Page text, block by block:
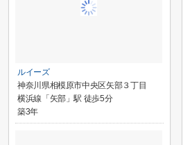
ルイーズ
神奈川県相模原市中央区矢部３丁目
横浜線「矢部」駅 徒歩5分
築3年